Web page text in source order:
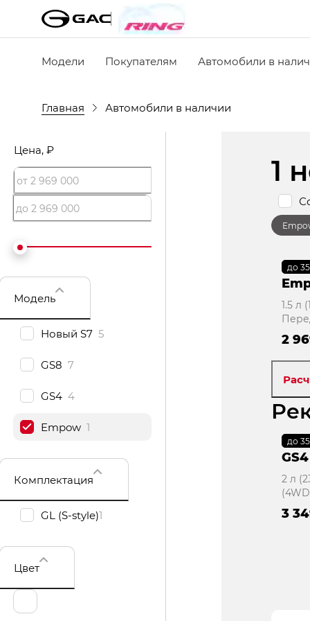
Модели Покупателям Автомобили в
Главная Автомобили в наличии
Цена, ₽
Модель
Новый S7 5
GS8 7
GS4 4
Empow 1
Комплектация
GL (S-style)1
Цвет
1
доВ
1.5 л
2
доВ
2 л
3